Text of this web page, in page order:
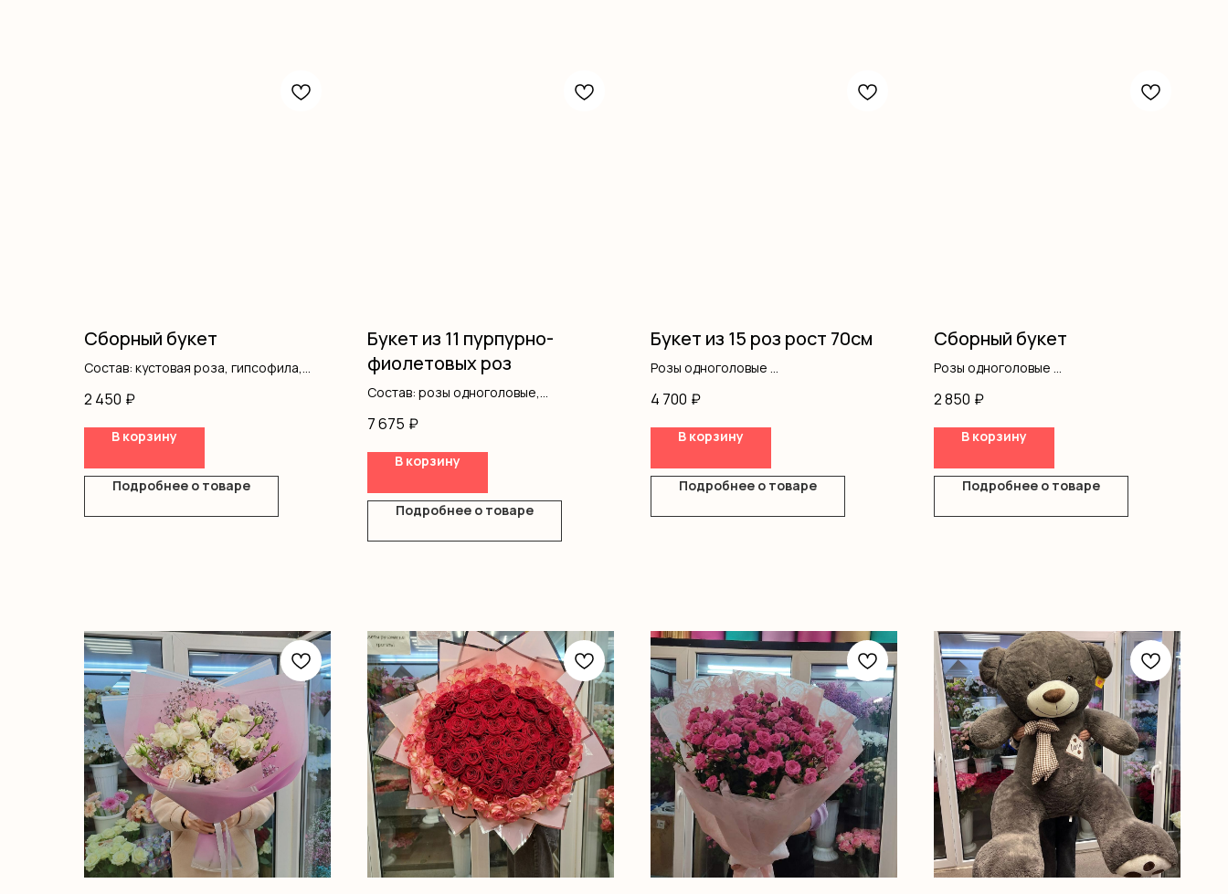
Сборный букет
Состав: кустовая роза, гипсофила,
2 450 ₽
В корзину
Подробнее о товаре
Букет из 11 пурпурно-
фиолетовых роз
Состав: розы одноголовые,
7 675 ₽
В корзину
Подробнее о товаре
Букет из 15 роз рост 70см
Розы одноголовые
4 700 ₽
В корзину
Подробнее о товаре
Сборный букет
Розы одноголовые
Гипсофила
Оформление
2 850 ₽
В корзину
Подробнее о товаре